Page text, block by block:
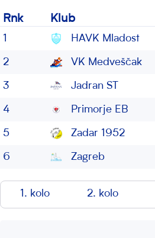
Rnk Klub
1 HAVK Mladost
2 VK Medveščak
3 Jadran ST
4 Primorje EB
5 Zadar 1952
6 Zagreb
1. kolo 2. kolo